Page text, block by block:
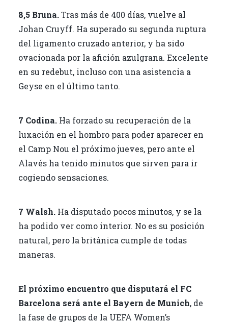
8,5 Bruna.Tras más de 400 días, vuelve al
Johan Cruyff. Ha superado su segunda ruptura
del ligamento cruzado anterior, y ha sido
ovacionada por la afición azulgrana. Excelente
en su redebut, incluso con una asistencia a
Geyse en el último tanto.
7 Codina.Ha forzado su recuperación de la
luxación en el hombro para poder aparecer en
el Camp Nou el próximo jueves, pero ante el
Alavés ha tenido minutos que sirven para ir
cogiendo sensaciones.
7 Walsh.Ha disputado pocos minutos, y se la
ha podido ver como interior. No es su posición
natural, pero la británica cumple de todas
maneras.
El próximo encuentro que disputará el FC
Barcelona será ante el Bayern de Munich, de
la fase de grupos de la UEFA Women’s